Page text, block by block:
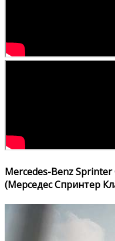
Mercedes-Benz
(Мерседес Спринтер